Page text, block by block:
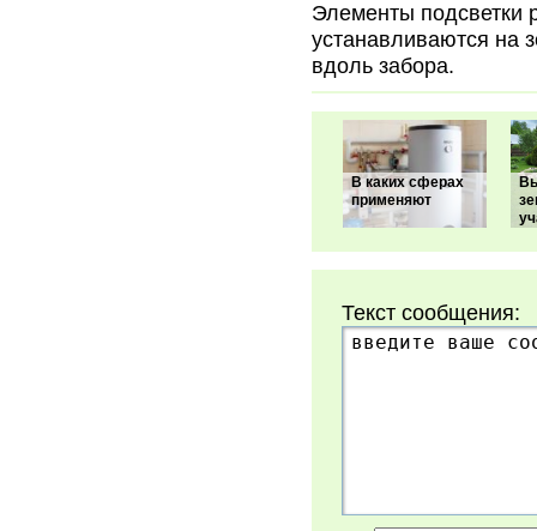
Элементы
устанавливаются на
вдоль забора.
В каких сферах
применяют
Текст сообщения: